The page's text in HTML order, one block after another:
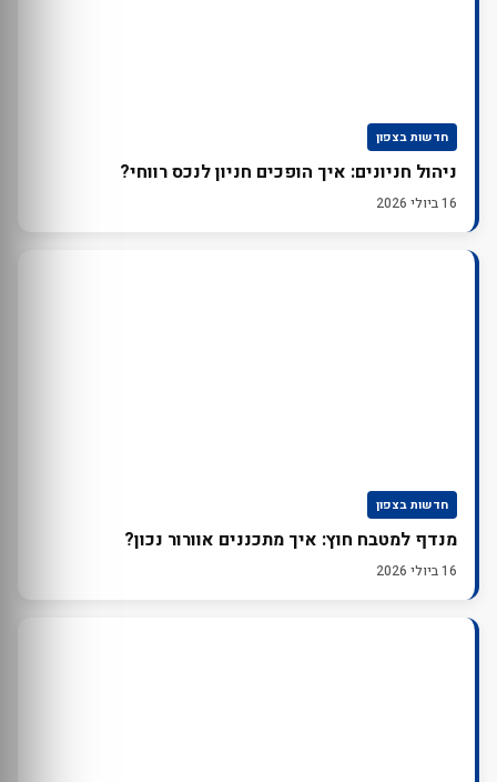
חדשות בצפון
ניהול חניונים: איך הופכים חניון לנכס רווחי?
16 ביולי 2026
חדשות בצפון
מנדף למטבח חוץ: איך מתכננים אוורור נכון?
16 ביולי 2026